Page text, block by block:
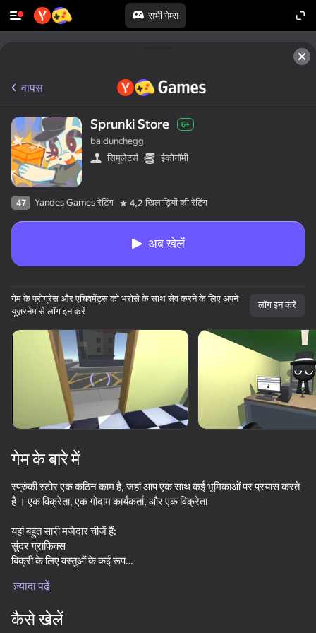
सभी गेम्स
डिवाइस घुमाएँ
यह गेम केवल लैंडस्केप
ओरिएंटेशन का समर्थन करता है
Stack Fire Ball
वापस
Sprunki Store 6+
baldunchegg
सिमूलेटर्स
ईकोनॉमी
47 Yandes Games रेटिंग 4,2 खिलाड़ियों की रेटिंग
अब खेलें
गेम के प्रोग्रेस और एचिवमेंट्स को भरोसे के साथ सेव करने के लिए अपने
यूज़रनेम से लॉग इन करें
लॉग इन करें
गेम के बारे में
स्प्रुंकी स्टोर एक कठिन काम है, जहां आप एक साथ कई भूमिकाओं पर प्रयास करते
हैं । एक विक्रेता, एक गोदाम कार्यकर्ता, और एक विक्रेता
यहां बहुत सारी मजेदार चीजें हैं:
सुंदर ग्राफिक्स
बिक्री के लिए वस्तुओं के कई रूप
सभी प्रकार के ट्रिंकेट खरीदने के लिए आपके सामान की प्रतीक्षा कर रहे हैं!
ज़्यादा पढ़ें
कैसे खेलें